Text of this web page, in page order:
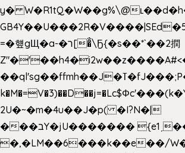
y� W�R1tQ�W��g%\@
=�헆gЩ�a-�ר[�̐\Ҕ{�s��*`��2撋
��ql'sg��ffmh��J�ߠ�fJ���;P��k��خ�ﰬj��0��E8��6G���գN9?
2U�~�m�4u��J�p( �I?N�|
���בY�jU������� {e1ˏ���ċ�
�,�LM��6���k��e��/